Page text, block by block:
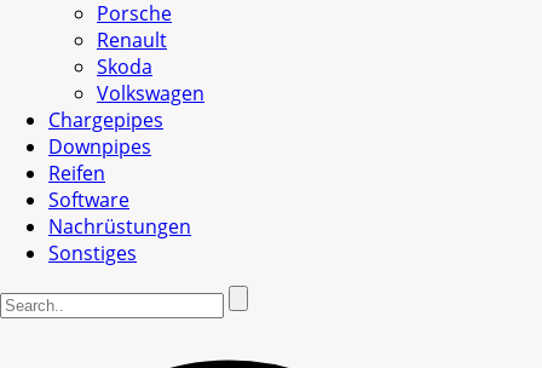
Porsche
Renault
Skoda
Volkswagen
Chargepipes
Downpipes
Reifen
Software
Nachrüstungen
Sonstiges